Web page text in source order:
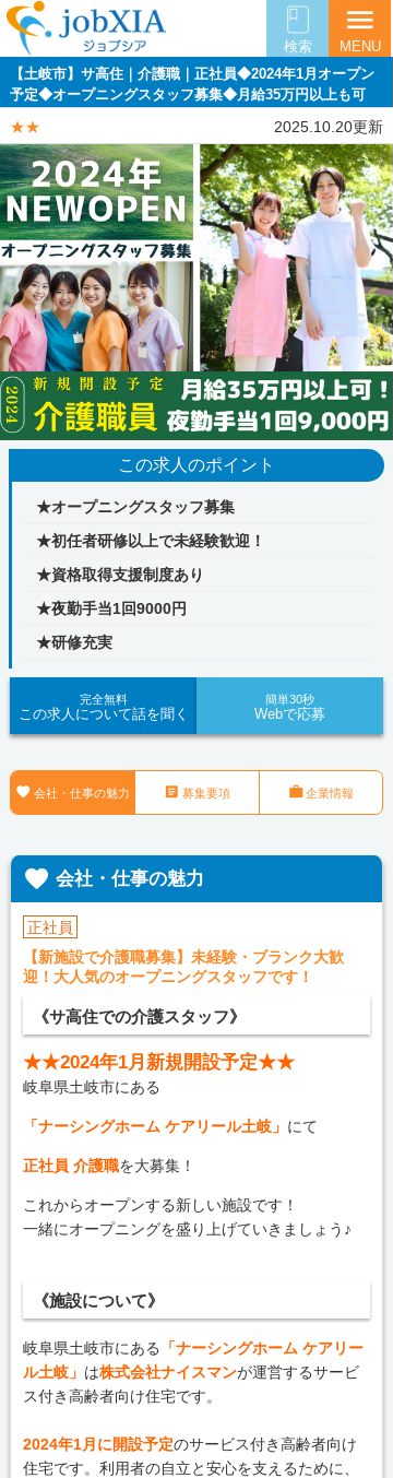
検索
menu
MENU
【土岐市】サ高住｜介護職｜正社員◆2024年1月オープン
予定◆オープニングスタッフ募集◆月給35万円以上も可
★★ 2025.10.20更新
この求人のポイント
★オープニングスタッフ募集
★初任者研修以上で未経験歓迎！
★資格取得支援制度あり
★夜勤手当1回9000円
★研修充実
完全無料
この求人について話を聞く
簡単30秒
Webで応募
 会社・仕事の魅力  募集要項 企業情報
 会社・仕事の魅力
正社員
【新施設で介護職募集】未経験・ブランク大歓
迎！大人気のオープニングスタッフです！
《サ高住での介護スタッフ》
★★2024年1月新規開設予定★★
岐阜県土岐市にある
「ナーシングホーム ケアリール土岐」 にて
正社員 介護職を大募集！
これからオープンする新しい施設です！
一緒にオープニングを盛り上げていきましょう♪
《施設について》
岐阜県土岐市にある
「ナーシングホーム ケアリー
ル土岐」 は株式会社ナイスマンが運営するサービ
ス付き高齢者向け住宅です。
2024年1月に開設予定のサービス付き高齢者向け
住宅です。利用者の自立と安心を支えるために、